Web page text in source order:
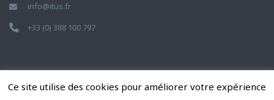
info@itus.fr
+33 (0) 388 100 797
Ce site utilise des cookies pour améliorer votre expérience